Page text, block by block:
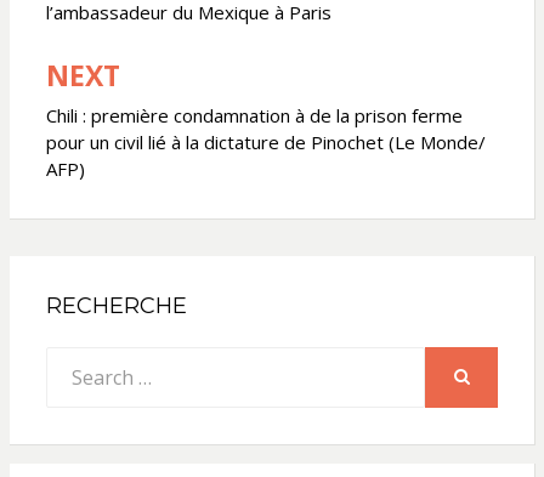
l’article
l’ambassadeur du Mexique à Paris
NEXT
Chili : première condamnation à de la prison ferme
pour un civil lié à la dictature de Pinochet (Le Monde/
AFP)
RECHERCHE
for: